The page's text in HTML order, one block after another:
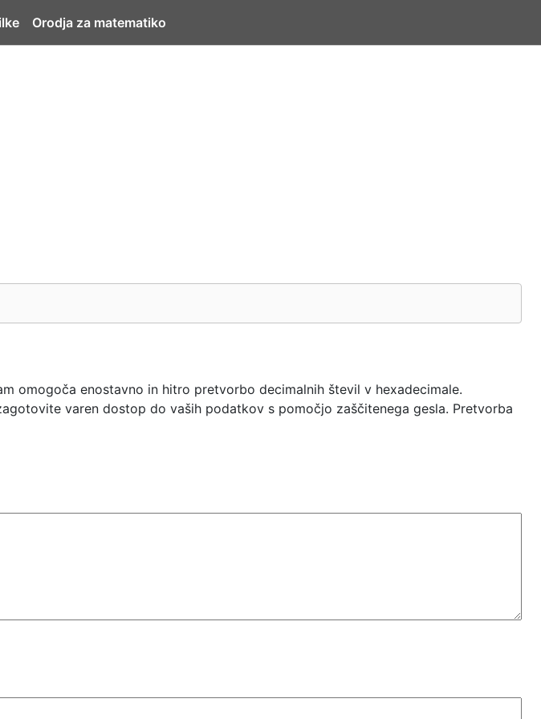
Orodja za matematiko
omogoča enostavno in hitro pretvorbo decimalnih števil v hexadecimale.
varen dostop do vaših podatkov s pomočjo zaščitenega gesla. Pretvorba